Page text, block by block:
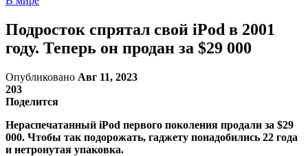
Подросток спрятал свой iPod в 2001
году. Теперь он продан за $29 000
Опубликовано Авг 11, 2023
203
Поделится
Нераспечатанный iPod первого поколения продали за $29
000. Чтобы так подорожать, гаджету понадобились 22 года
и нетронутая упаковка.